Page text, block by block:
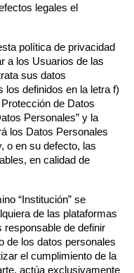
legales el
política de privacidad
a los Usuarios de las
sus datos
los definidos en la letra f)
de Datos
Personales” y la
los Datos Personales
o en su defecto, las
en calidad de
“Institución” se
de las plataformas
responsable de definir
de los datos personales
el cumplimiento de la
actúa exclusivamente